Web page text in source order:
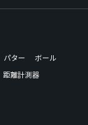
パター
ボール
距離計測器